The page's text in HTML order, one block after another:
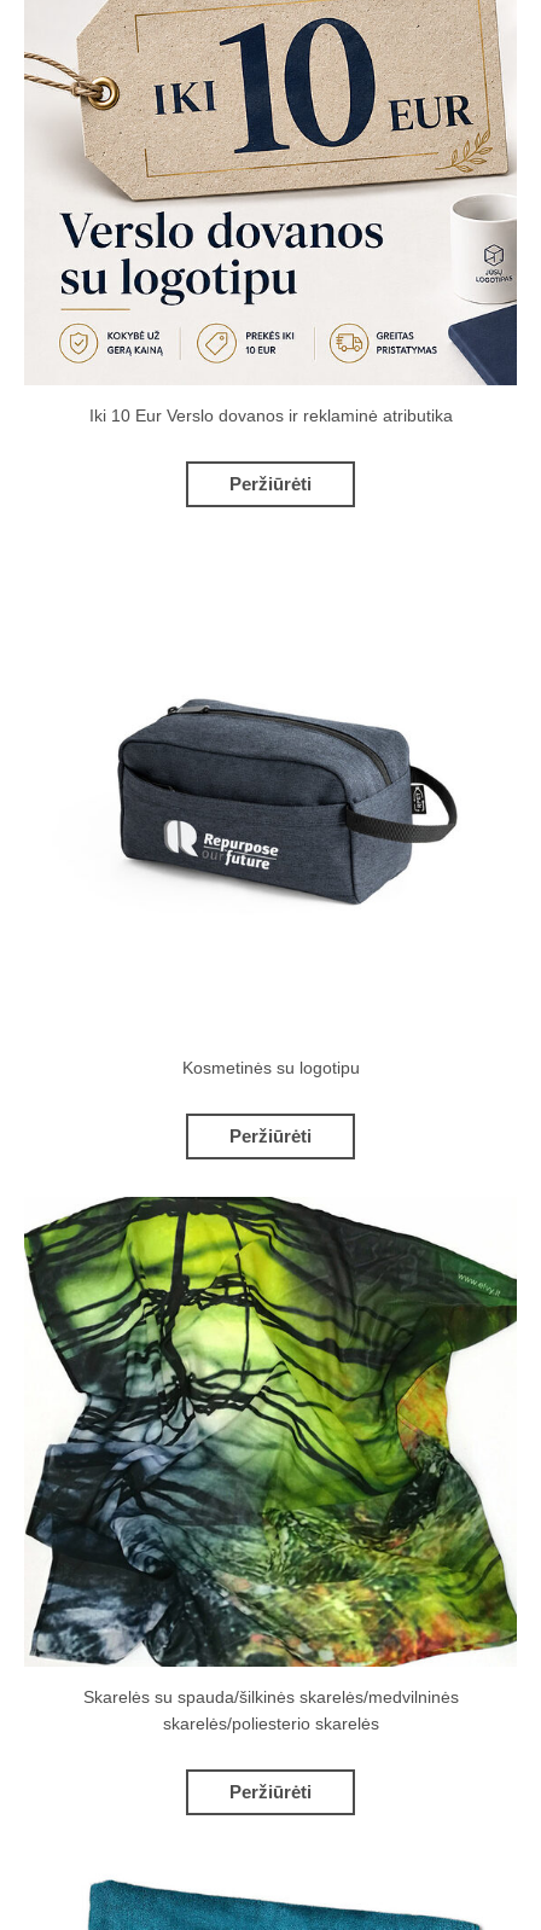
Iki 10 Eur Verslo dovanos ir reklaminė atributika
Peržiūrėti
Kosmetinės su logotipu
Peržiūrėti
Skarelės su spauda/šilkinės skarelės/medvilninės
skarelės/poliesterio skarelės
Peržiūrėti